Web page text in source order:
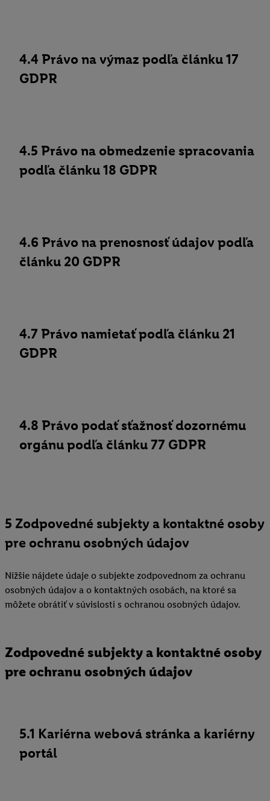
4.4 Právo na výmaz podľa článku 17
GDPR
4.5 Právo na obmedzenie spracovania
podľa článku 18 GDPR
4.6 Právo na prenosnosť údajov podľa
článku 20 GDPR
4.7 Právo namietať podľa článku 21
GDPR
4.8 Právo podať sťažnosť dozornému
orgánu podľa článku 77 GDPR
5 Zodpovedné subjekty a kontaktné osoby
pre ochranu osobných údajov
Nižšie nájdete údaje o subjekte zodpovednom za ochranu
osobných údajov a o kontaktných osobách, na ktoré sa
môžete obrátiť v súvislosti s ochranou osobných údajov.
Zodpovedné subjekty a kontaktné osoby
pre ochranu osobných údajov
5.1 Kariérna webová stránka a kariérny
portál